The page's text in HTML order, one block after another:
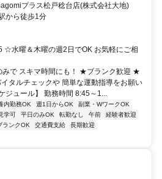
プラス松戸稔台店(株式会社大地)
から徒歩1分
☆水曜＆木曜の週2日でOK お気軽にご相
で スキマ時間にも！ ★ブランク歓迎 ★
タルチェックや 簡単な運動指導をお願い
ジュール】 勤務時間 8:45～1...
内勤務OK 週1日からOK
副業・WワークOK
学可 平日のみOK 転勤なし 午前
経験者歓迎
ランクOK 交通費支給
長期歓迎